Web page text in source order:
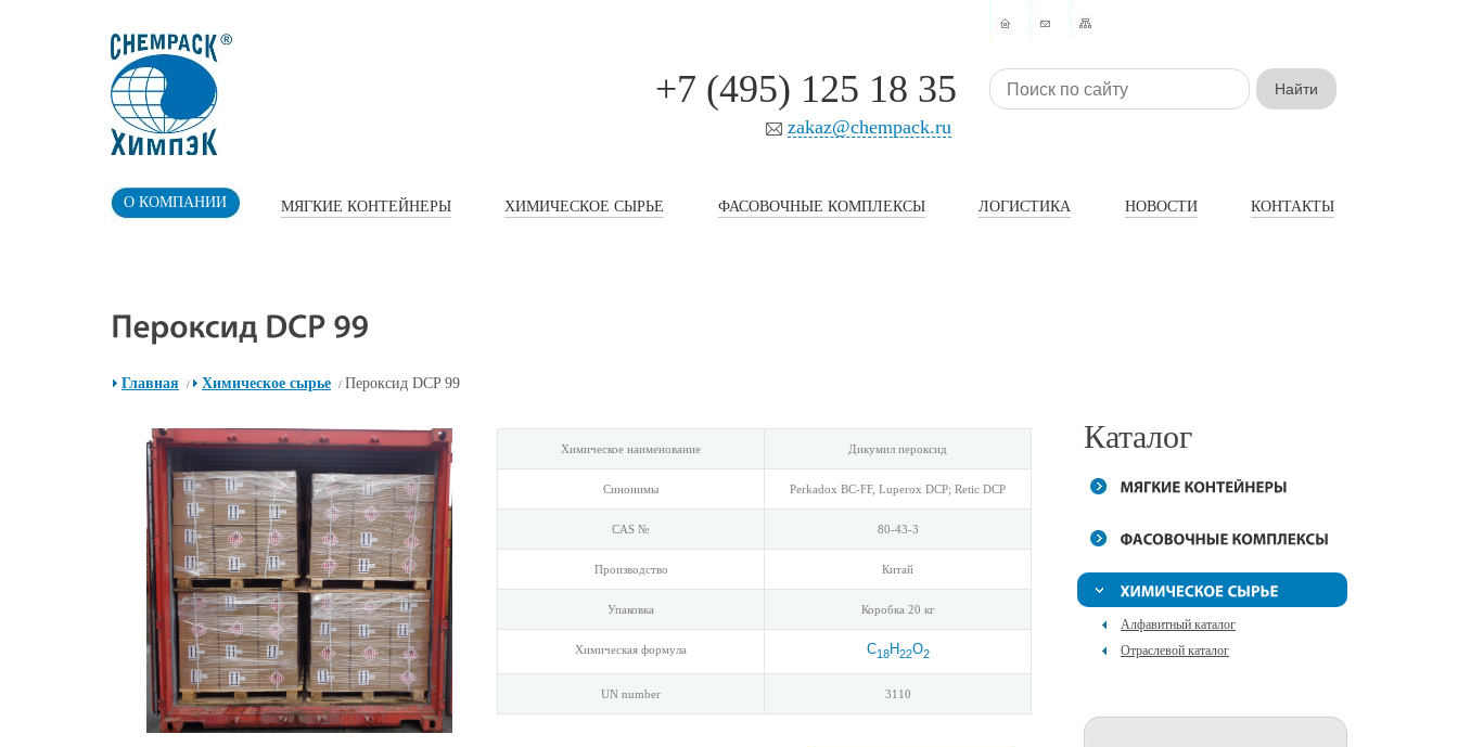
+7 (495) 125 18 35
zakaz@chempack.ru
О КОМПАНИИ МЯГКИЕ КОНТЕЙНЕРЫ ХИМИЧЕСКОЕ СЫРЬЕ ФАСОВОЧНЫЕ КОМПЛЕКСЫ ЛОГИСТИКА НОВОСТИ КОНТАКТЫ
Главная / Химическое сырье / Пероксид DCP 99
Химическое наименование Дикумил пероксид
Синонимы Perkadox BC-FF, Luperox DCP; Retic DCP
CAS № 80-43-3
Производство Китай
Упаковка Коробка 20 кг
Химическая формула C18H22O2
UN number 3110
Каталог
Алфавитный каталог
Отраслевой каталог